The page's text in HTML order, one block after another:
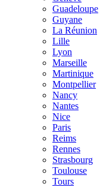
Guadeloupe
Guyane
La Réunion
Lille
Lyon
Marseille
Martinique
Montpellier
Nancy
Nantes
Nice
Paris
Reims
Rennes
Strasbourg
Toulouse
Tours